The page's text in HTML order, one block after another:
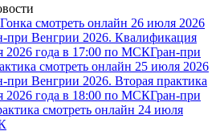
смотреть онлайн 26 июля 2026
при Венгрии 2026. Квалификация
2026 года в 17:00 по МСКГран-при
смотреть онлайн 25 июля 2026
при Венгрии 2026. Вторая практика
2026 года в 18:00 по МСКГран-при
смотреть онлайн 24 июля